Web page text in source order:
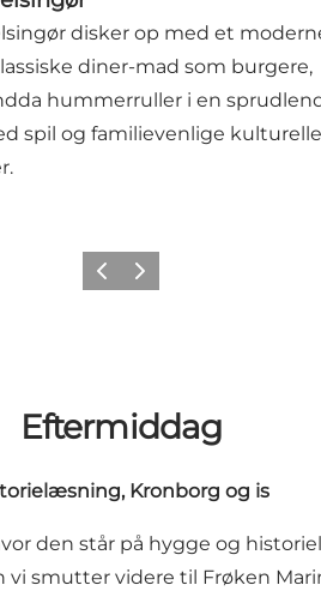
disker op med et
diner-mad som burgere,
hummerruller i en
spil og familievenlige kulturelle
ForrigeNæste
Eftermiddag
Kronborg og is
den står på hygge og
vi smutter videre til Frøken